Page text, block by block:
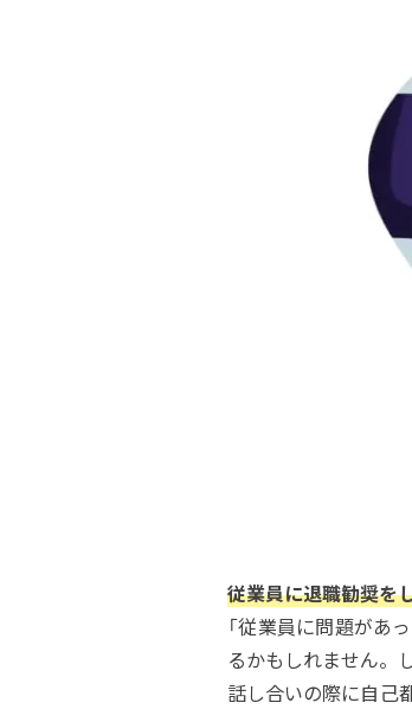
従業員に退職勧奨を
「従業員に問題があ
るかもしれません。
話し合いの際に自己